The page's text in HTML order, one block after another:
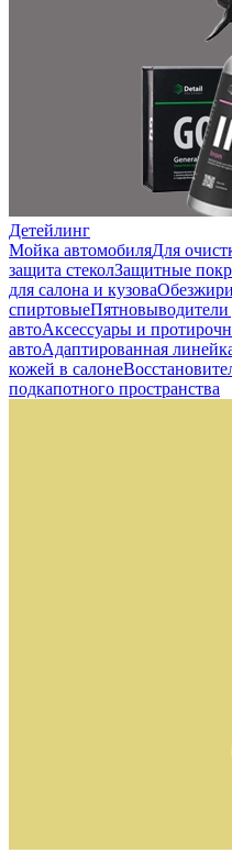
Детейлинг
Мойка автомобиляДля
защита стеколЗащитные
для салона и кузова
спиртовыеПятновыводители
автоАксессуары и
автоАдаптированная
кожей в салоне
подкапотного пространства